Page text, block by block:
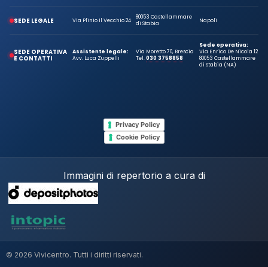
SEDE LEGALE Via Plinio Il Vecchio 24
80053 Castellammare
di Stabia
Napoli
SEDE OPERATIVA
E CONTATTI
Assistente legale:
Avv. Luca Zuppelli
Via Moretto 70, Brescia
Tel.030 3758858
Sede operativa:
Via Enrico De Nicola 12
80053 Castellammare
di Stabia (NA)
Privacy Policy
Cookie Policy
Immagini di repertorio a cura di
© 2026 Vivicentro. Tutti i diritti riservati.